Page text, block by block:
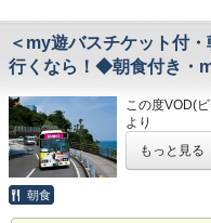
第30番札所
第31番札所
第33番札所
・レンタルサ
・24時間フロ
◇アクセス◇
・高知IC…車
・高知龍馬空
◇周辺観光◇
・高知城、高
広々とした大
旅の疲れを癒
営業時間
・男性用サウ
◇駐車場◇
・大型トラ
完備。
★港屋自慢の
①心のこもっ
②JR高知駅か
③良質の睡眠
⑤ホテルに隣
＜my遊バスチケット付
行くなら！◆朝食付き・
この度VOD(
より
りました。
今までご愛顧
もっと見る
朝食